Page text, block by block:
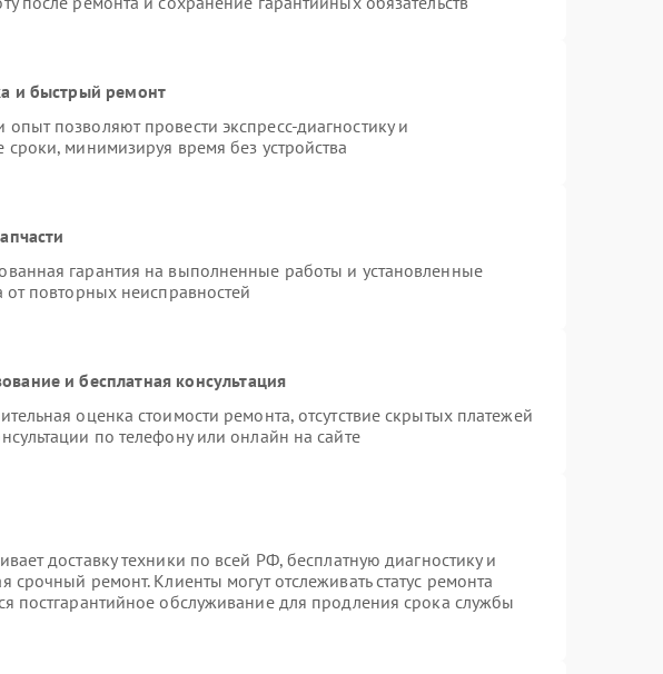
и быстрый ремонт
позволяют провести экспресс-диагностику и
сроки, минимизируя время без устройства
гарантия на выполненные работы и установленные
повторных неисправностей
и бесплатная консультация
оценка стоимости ремонта, отсутствие скрытых платежей
по телефону или онлайн на сайте
доставку техники по всей РФ, бесплатную диагностику и
срочный ремонт. Клиенты могут отслеживать статус ремонта
постгарантийное обслуживание для продления срока службы